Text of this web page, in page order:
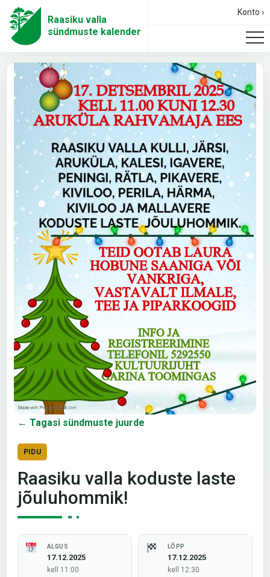
Raasiku valla
sündmuste kalender
Konto ›
← Tagasi sündmuste juurde
PIDU
Raasiku valla koduste laste
jõuluhommik!
ALGUS
17.12.2025
kell 11:00
LÕPP
17.12.2025
kell 12:30